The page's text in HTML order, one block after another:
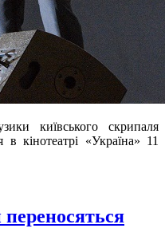
київського скрипаля
кінотеатрі «Україна» 11
переносяться